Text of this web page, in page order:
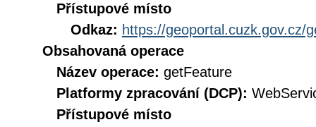
Přístupové místo
Odkaz: https://geoportal.cuzk.gov.cz/
Obsahovaná operace
Název operace: getFeature
Platformy zpracování (DCP):
Přístupové místo